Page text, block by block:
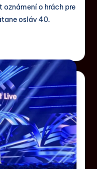
o hrách pre
osláv 40.